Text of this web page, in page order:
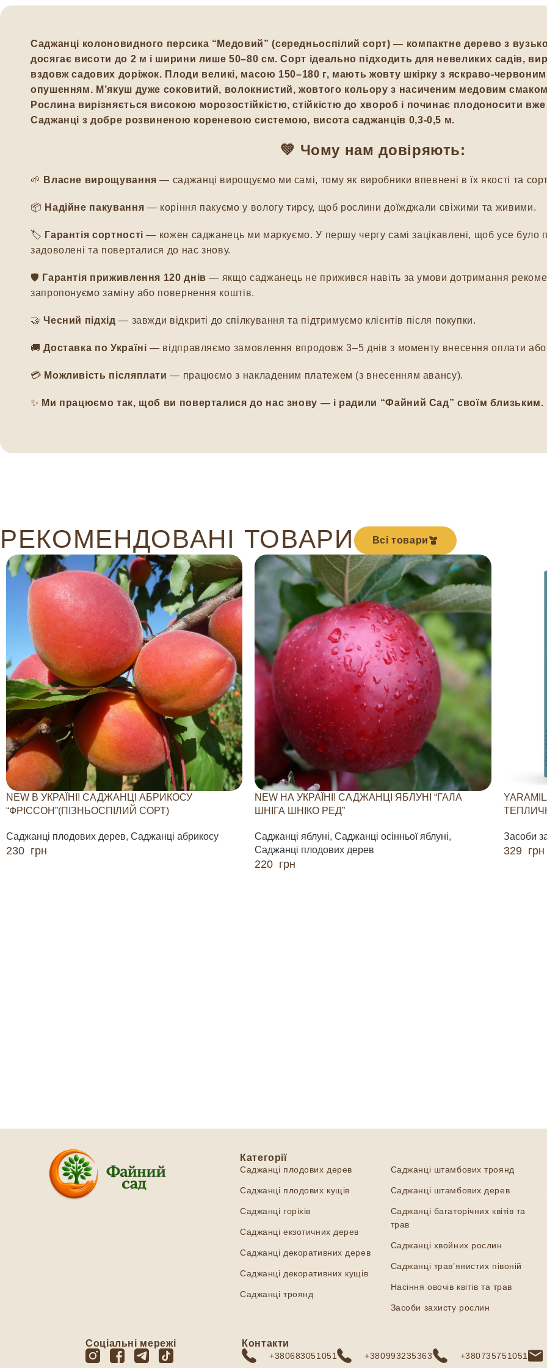
Саджанці колоновидного персика “Медовий” (середньоспілий сорт) — компактне дерево з
досягає висоти до 2 м і ширини лише50–80 см. Сорт ідеально підходить для невеликих садів,
вздовж садових доріжок. Плоди великі, масою 150–180 г, мають жовту шкірку з яскраво-
опушенням. М’якуш дуже соковитий, волокнистий, жовтого кольору з насиченим медовим
Рослина вирізняється високою морозостійкістю, стійкістю до хвороб і починає плодоносити вже
Саджанці з добре розвиненою кореневою системою, висота саджанців 0,3-0,5 м.
💚 Чому нам довіряють:
🌱 Власне вирощування — саджанці вирощуємо ми самі, тому як виробники впевнені в їх якості та
📦 Надійне пакування — коріння пакуємо у вологу тирсу, щоб рослини доїжджали свіжими та живими.
🏷️ Гарантія сортності — кожен саджанець ми маркуємо. У першу чергу самі зацікавлені, щоб усе було
задоволені та поверталися до нас знову.
🛡️ Гарантія приживлення 120 днів — якщо саджанець не прижився навіть за умови дотримання
запропонуємо заміну або повернення коштів.
🤝Чесний підхід — завжди відкриті до спілкування та підтримуємо клієнтів після покупки.
🚚Доставка по Україні — відправляємо замовлення впродовж 3–5 днів з моменту внесення оплати або
💳 Можливість післяплати — працюємо з накладеним платежем (з внесенням авансу).
✨ Ми працюємо так, щоб ви поверталися до нас знову — і радили “Файний Сад” своїм близьким.
РЕКОМЕНДОВАНІ ТОВАРИ Всі товари
NEW В УКРАЇНІ! САДЖАНЦІ АБРИКОСУ
“ФРІССОН”(ПІЗНЬОСПІЛИЙ СОРТ)
Саджанці плодових дерев, Саджанці абрикосу
230 грн
NEW НА УКРАЇНІ! САДЖАНЦІ ЯБЛУНІ “ГАЛА
ШНІГА ШНІКО РЕД”
Саджанці яблуні, Саджанці осінньої яблуні,
Саджанці плодових дерев
220 грн
Засоби
329 грн
Категорії
Саджанці плодових дерев
Саджанці плодових кущів
Саджанці горіхів
Саджанці екзотичних дерев
Саджанці декоративних дерев
Саджанці декоративних кущів
Саджанці троянд
Саджанці штамбових троянд
Саджанці штамбових дерев
Саджанці багаторічних квітів та
трав
Саджанці хвойних рослин
Саджанці трав’янистих півоній
Насіння овочів квітів та трав
Засоби захисту рослин
Соціальні мережі Контакти
+380683051051 +380993235363 +380735751051